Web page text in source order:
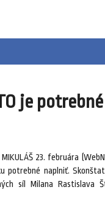
je potrebné
23. februára
potrebné naplniť.
síl Milana Rastislava